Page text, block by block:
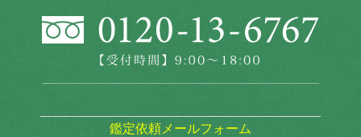
鑑定依頼メールフォーム